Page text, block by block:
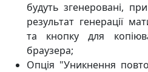
будуть згенеровані,
результат генерації
та кнопку для
браузера;
Опція "Уникнення